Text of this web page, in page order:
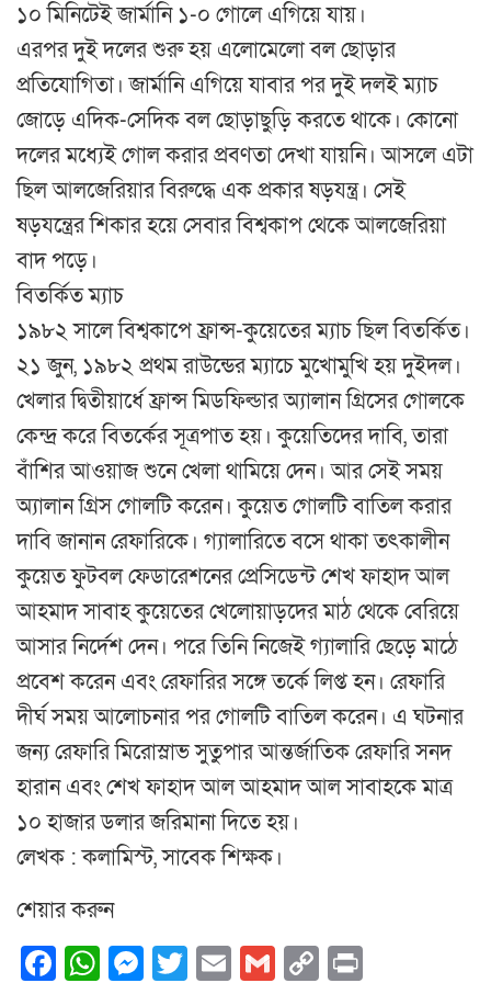
১০ মিনিটেই জার্মানি ১-০ গোলে এগিয়ে যায়।
এরপর দুই দলের শুরু হয় এলোমেলো বল ছোড়ার
প্রতিযোগিতা। জার্মানি এগিয়ে যাবার পর দুই দলই ম্যাচ
জোড়ে এদিক-সেদিক বল ছোড়াছুড়ি করতে থাকে। কোনো
দলের মধ্যেই গোল করার প্রবণতা দেখা যায়নি। আসলে এটা
ছিল আলজেরিয়ার বিরুদ্ধে এক প্রকার ষড়যন্ত্র। সেই
ষড়যন্ত্রের শিকার হয়ে সেবার বিশ্বকাপ থেকে আলজেরিয়া
বাদ পড়ে।
বিতর্কিত ম্যাচ
১৯৮২ সালে বিশ্বকাপে ফ্রান্স-কুয়েতের ম্যাচ ছিল বিতর্কিত।
২১ জুন, ১৯৮২ প্রথম রাউন্ডের ম্যাচে মুখোমুখি হয় দুইদল।
খেলার দ্বিতীয়ার্ধে ফ্রান্স মিডফিল্ডার অ্যালান গ্রিসের গোলকে
কেন্দ্র করে বিতর্কের সূত্রপাত হয়। কুয়েতিদের দাবি, তারা
বাঁশির আওয়াজ শুনে খেলা থামিয়ে দেন। আর সেই সময়
অ্যালান গ্রিস গোলটি করেন। কুয়েত গোলটি বাতিল করার
দাবি জানান রেফারিকে। গ্যালারিতে বসে থাকা তৎকালীন
কুয়েত ফুটবল ফেডারেশনের প্রেসিডেন্ট শেখ ফাহাদ আল
আহমাদ সাবাহ কুয়েতের খেলোয়াড়দের মাঠ থেকে বেরিয়ে
আসার নির্দেশ দেন। পরে তিনি নিজেই গ্যালারি ছেড়ে মাঠে
প্রবেশ করেন এবং রেফারির সঙ্গে তর্কে লিপ্ত হন। রেফারি
দীর্ঘ সময় আলোচনার পর গোলটি বাতিল করেন। এ ঘটনার
জন্য রেফারি মিরোস্লাভ সুতুপার আন্তর্জাতিক রেফারি সনদ
হারান এবং শেখ ফাহাদ আল আহমাদ আল সাবাহকে মাত্র
১০ হাজার ডলার জরিমানা দিতে হয়।
লেখক : কলামিস্ট, সাবেক শিক্ষক।
শেয়ার করুন
Facebook
WhatsApp
Messenger
Twitter
EmailGmail
Copy